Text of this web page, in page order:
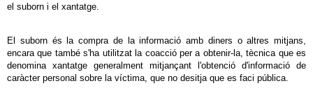
el suborn i el xantatge.
El suborn és la compra de la informació amb diners o altres mitjans,
encara que també s'ha utilitzat la coacció per a obtenir-la, tècnica que es
denomina xantatge generalment mitjançant l'obtenció d'informació de
caràcter personal sobre la víctima, que no desitja que es faci pública.